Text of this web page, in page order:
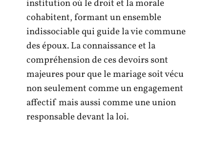
institution où le droit et la morale
cohabitent, formant un ensemble
indissociable qui guide la vie commune
des époux. La connaissance et la
compréhension de ces devoirs sont
majeures pour que le mariage soit vécu
non seulement comme un engagement
affectif mais aussi comme une union
responsable devant la loi.